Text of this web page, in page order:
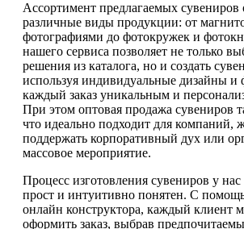
Ассортимент предлагаемых сувениров
различные виды продукции: от
фотографиями до фотокружек и
нашего сервиса позволяет не только
решения из каталога, но и создать
используя индивидуальные дизайны и
каждый заказ уникальным и
При этом оптовая продажа сувениров
что идеально подходит для компаний,
поддержать корпоративный дух или
массовое мероприятие.
Процесс изготовления сувениров у
прост и интуитивно понятен. С
онлайн конструктора, каждый клиент
оформить заказ, выбрав